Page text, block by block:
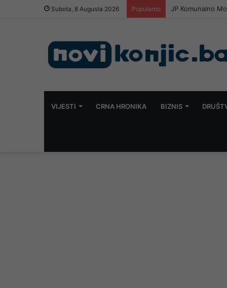
Subota, 8 Augusta 2026 Popularno JP Komunalno
VIJESTI CRNA HRONIKA BIZNIS